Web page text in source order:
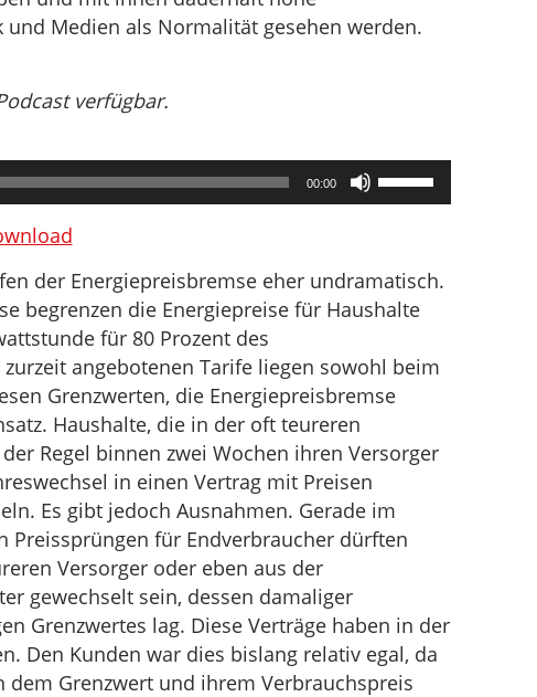
Medien als Normalität gesehen werden.
verfügbar.
00:00
Pfeiltasten
Hoch/Runter
die
Lautstärke
regeln.
der Energiepreisbremse eher undramatisch.
begrenzen die Energiepreise für Haushalte
für 80 Prozent des
angebotenen Tarife liegen sowohl beim
Grenzwerten, die Energiepreisbremse
Haushalte, die in der oft teureren
Regel binnen zwei Wochen ihren Versorger
in einen Vertrag mit Preisen
Es gibt jedoch Ausnahmen. Gerade im
Preissprüngen für Endverbraucher dürften
Versorger oder eben aus der
gewechselt sein, dessen damaliger
Grenzwertes lag. Diese Verträge haben in der
Den Kunden war dies bislang relativ egal, da
dem Grenzwert und ihrem Verbrauchspreis